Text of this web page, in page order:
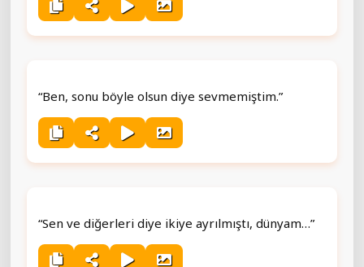
“Ben, sonu böyle olsun diye sevmemiştim.”
“Sen ve diğerleri diye ikiye ayrılmıştı, dünyam…”